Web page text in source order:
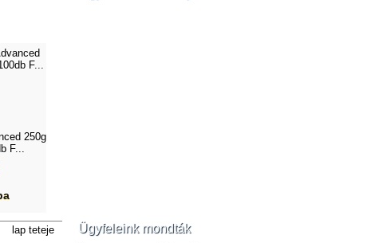
250g
F...
lap teteje Ügyfeleink mondták